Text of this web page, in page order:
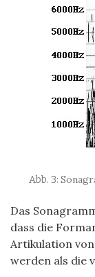
Das
dass die
Artikulation
werden als die